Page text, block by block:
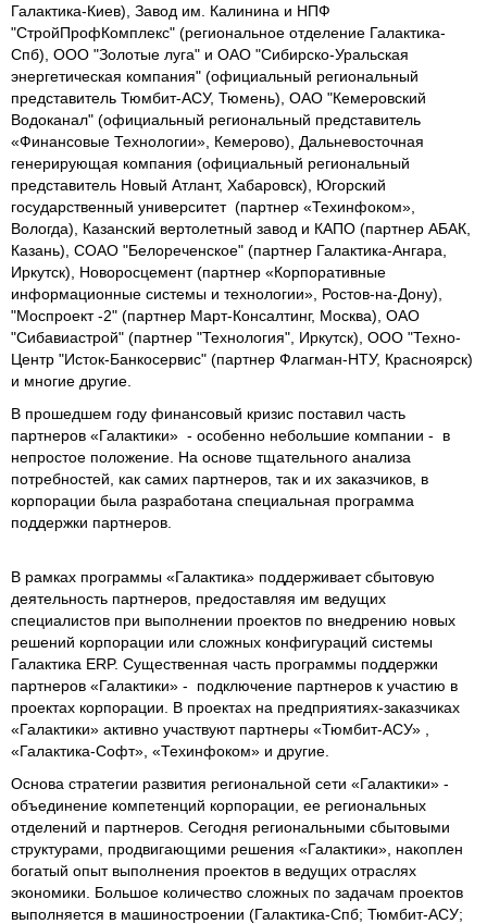
Галактика-Киев), Завод им. Калинина и НПФ
"СтройПрофКомплекс" (региональное отделение Галактика-
Спб), ООО "Золотые луга" и ОАО "Сибирско-Уральская
энергетическая компания" (официальный региональный
представитель Тюмбит-АСУ, Тюмень), ОАО "Кемеровский
Водоканал" (официальный региональный представитель
«Финансовые Технологии», Кемерово), Дальневосточная
генерирующая компания (официальный региональный
представитель Новый Атлант, Хабаровск), Югорский
государственный университет (партнер «Техинфоком»,
Вологда), Казанский вертолетный завод и КАПО (партнер АБАК,
Казань), СОАО "Белореченское" (партнер Галактика-Ангара,
Иркутск), Новоросцемент (партнер «Корпоративные
информационные системы и технологии», Ростов-на-Дону),
"Моспроект -2" (партнер Март-Консалтинг, Москва), ОАО
"Сибавиастрой" (партнер "Технология", Иркутск), ООО "Техно-
Центр "Исток-Банкосервис" (партнер Флагман-НТУ, Красноярск)
и многие другие.
В прошедшем году финансовый кризис поставил часть
партнеров «Галактики» - особенно небольшие компании - в
непростое положение. На основе тщательного анализа
потребностей, как самих партнеров, так и их заказчиков, в
корпорации была разработана специальная программа
поддержки партнеров.
В рамках программы «Галактика» поддерживает сбытовую
деятельность партнеров, предоставляя им ведущих
специалистов при выполнении проектов по внедрению новых
решений корпорации или сложных конфигураций системы
Галактика ERP. Существенная часть программы поддержки
партнеров «Галактики» - подключение партнеров к участию в
проектах корпорации. В проектах на предприятиях-заказчиках
«Галактики» активно участвуют партнеры «Тюмбит-АСУ» ,
«Галактика-Софт», «Техинфоком» и другие.
Основа стратегии развития региональной сети «Галактики» -
объединение компетенций корпорации, ее региональных
отделений и партнеров. Сегодня региональными сбытовыми
структурами, продвигающими решения «Галактики», накоплен
богатый опыт выполнения проектов в ведущих отраслях
экономики. Большое количество сложных по задачам проектов
выполняется в машиностроении (Галактика-Спб; Тюмбит-АСУ;